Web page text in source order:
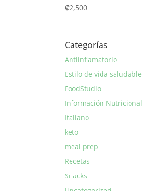
₡2,500
Categorías
Antiinflamatorio
Estilo de vida saludable
FoodStudio
Información Nutricional
Italiano
keto
meal prep
Recetas
Snacks